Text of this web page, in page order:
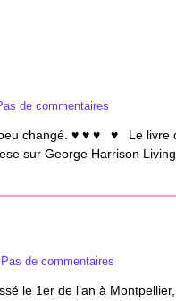
de commentaires
changé. ♥ ♥ ♥ ♥ Le livre
sur George Harrison
Pas de commentaires
le 1er de l’an à